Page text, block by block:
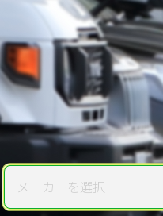
ご依
メーカーを選択